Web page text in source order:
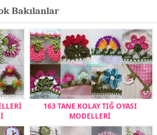
Bakılanlar
163 TANE KOLAY TIĞ OYASI
MODELLERİ